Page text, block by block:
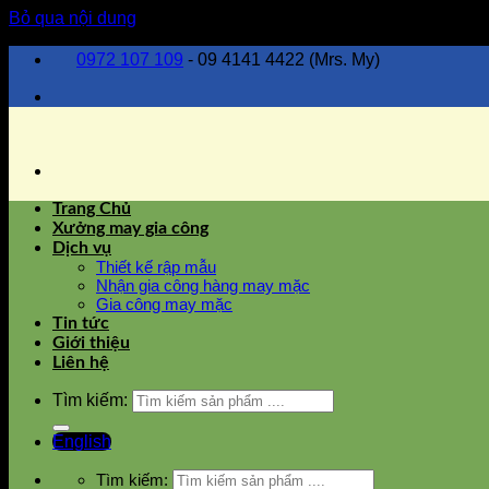
Bỏ qua nội dung
0972 107 109 - 09 4141 4422 (Mrs. My)
Trang Chủ
Xưởng may gia công
Dịch vụ
Thiết kế rập mẫu
Nhận gia công hàng may mặc
Gia công may mặc
Tin tức
Giới thiệu
Liên hệ
Tìm kiếm:
English
Tìm kiếm: